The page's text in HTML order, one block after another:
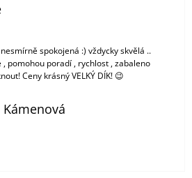
je 5 z 5 hvězdiček.
spokojená :) vždycky skvělá ..
pomohou poradí , rychlost , zabaleno
Ceny krásný VELKÝ DÍK! 😉
je 5 z 5 hvězdiček.